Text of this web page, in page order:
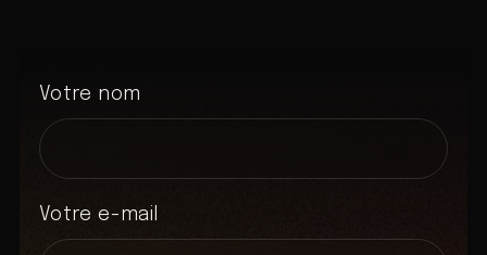
Votre nom
Votre e-mail